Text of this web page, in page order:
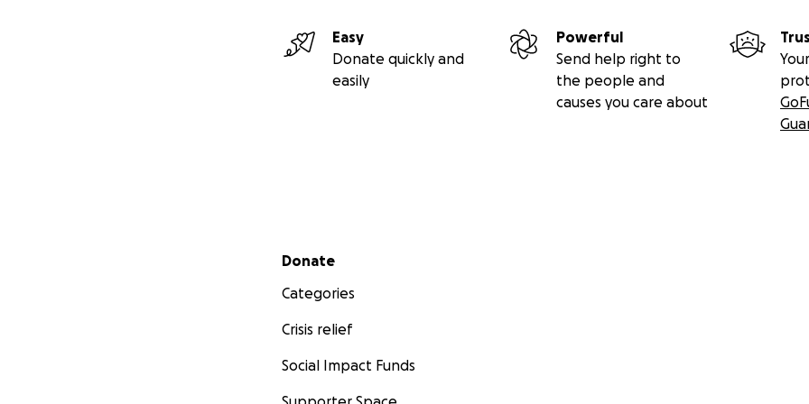
plein centre de Toulouse et connecté au reste du monde : une plateforme
permettra de suivre les ateliers & rencontres en direct et de prendre part aux
Easy
Donate quickly and
easily
Powerful
Send help right to
the people and
causes you care about
Secondary menu
Donate
Categories
Crisis relief
Social Impact Funds